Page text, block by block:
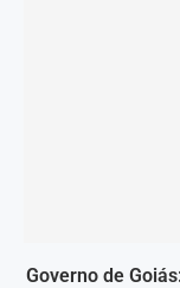
Governo de